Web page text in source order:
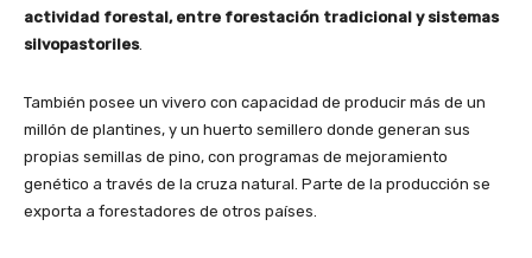
actividad forestal, entre forestación tradicional y sistemas
silvopastoriles.
También posee un vivero con capacidad de producir más de un
millón de plantines, y un huerto semillero donde generan sus
propias semillas de pino, con programas de mejoramiento
genético a través de la cruza natural. Parte de la producción se
exporta a forestadores de otros países.